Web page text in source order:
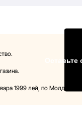
могут быть
в одностороннем
изменения в
товаров.
являются
в
1999 лей, по Молдове —
Оставьте